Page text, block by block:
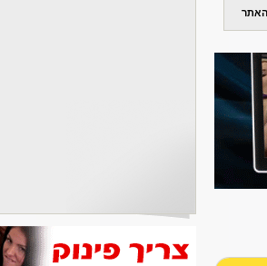
האתר